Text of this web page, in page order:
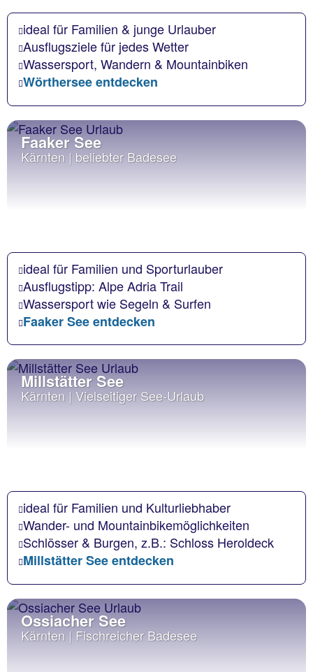
ideal für Familien & junge Urlauber
Ausflugsziele für jedes Wetter
Wassersport, Wandern & Mountainbiken
Wörthersee entdecken
Faaker See
Kärnten | beliebter Badesee
ideal für Familien und Sporturlauber
Ausflugstipp: Alpe Adria Trail
Wassersport wie Segeln & Surfen
Faaker See entdecken
Millstätter See
Kärnten | Vielseitiger See-Urlaub
ideal für Familien und Kulturliebhaber
Wander- und Mountainbikemöglichkeiten
Schlösser & Burgen, z.B.: Schloss Heroldeck
Millstätter See entdecken
Ossiacher See
Kärnten | Fischreicher Badesee